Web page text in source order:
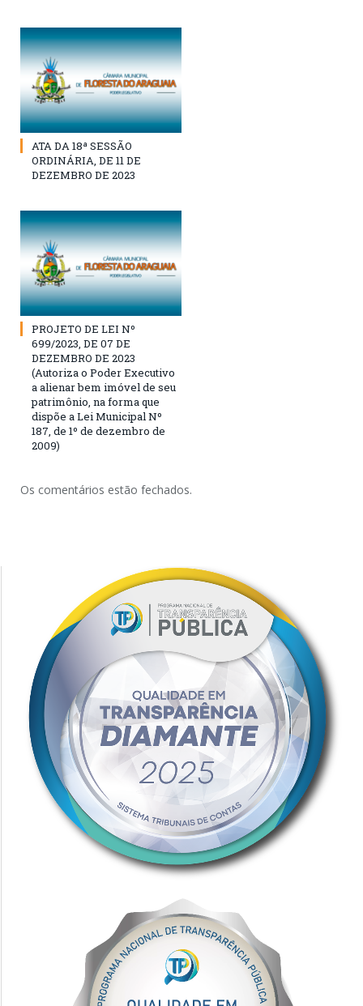
ATA DA 18ª SESSÃO
ORDINÁRIA, DE 11 DE
DEZEMBRO DE 2023
PROJETO DE LEI Nº
699/2023, DE 07 DE
DEZEMBRO DE 2023
(Autoriza o Poder Executivo
a alienar bem imóvel de seu
patrimônio, na forma que
dispõe a Lei Municipal Nº
187, de 1º de dezembro de
2009)
Os comentários estão fechados.